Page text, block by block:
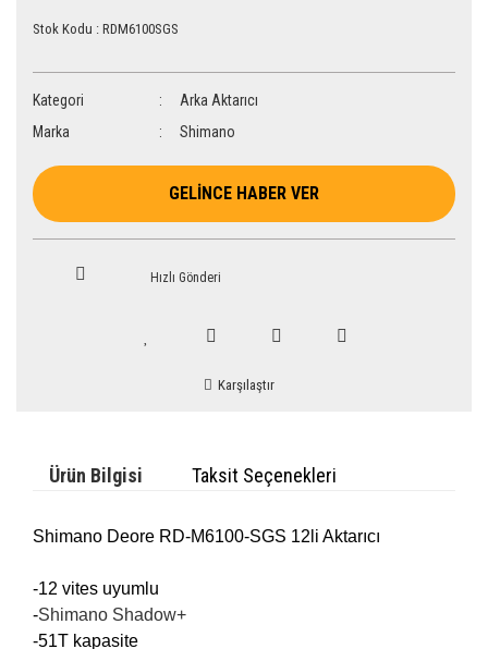
Stok Kodu : RDM6100SGS
Kategori
Arka Aktarıcı
Marka
Shimano
GELİNCE HABER VER
Hızlı Gönderi
Karşılaştır
Ürün Bilgisi Taksit Seçenekleri
Shimano Deore RD-M6100-SGS 12li Aktarıcı
-12 vites uyumlu
-Shimano Shadow+
-51T kapasite